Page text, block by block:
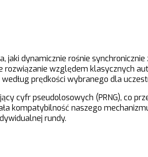
dynamicznie rośnie
rozwiązanie względem klasycznych
prędkości wybranego dla
cyfr pseudolosowych (PRNG), co
kompatybilność naszego
rundy.